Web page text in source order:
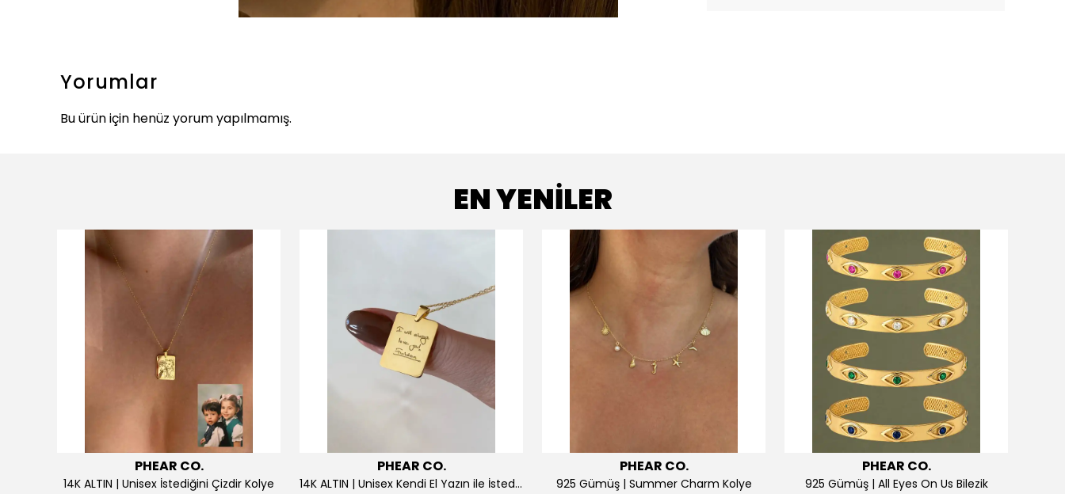
Yorumlar
Bu ürün için henüz yorum yapılmamış.
EN YENİLER
PHEAR CO.
14K ALTIN | Unisex İstediğini Çizdir Kolye
PHEAR CO.
14K ALTIN | Unisex Kendi El Yazın ile İstediğini Yazdır Plaka Kolye
PHEAR CO.
925 Gümüş | Summer Charm Kolye
PHEAR CO.
925 Gümüş | All Eyes On Us Bilezik